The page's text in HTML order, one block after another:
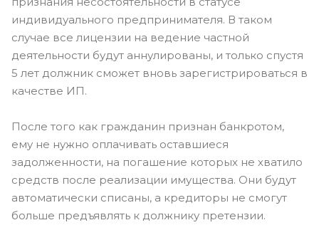
индивидуального предпринимателя. В таком
случае все лицензии на ведение частной
деятельности будут аннулированы, и только спустя
5 лет должник сможет вновь зарегистрироваться в
качестве ИП.
После того как гражданин признан банкротом,
ему не нужно оплачивать оставшиеся
задолженности, на погашение которых не хватило
средств после реализации имущества. Они будут
автоматически списаны, а кредиторы не смогут
больше предъявлять к должнику претензии.